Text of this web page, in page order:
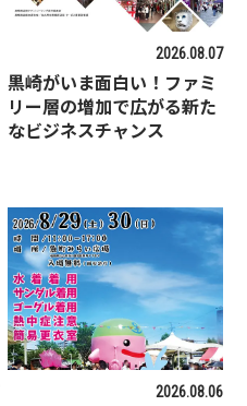
2026.08.07
黒崎がいま面白い！ファミ
リー層の増加で広がる新た
なビジネスチャンス
2026.08.06